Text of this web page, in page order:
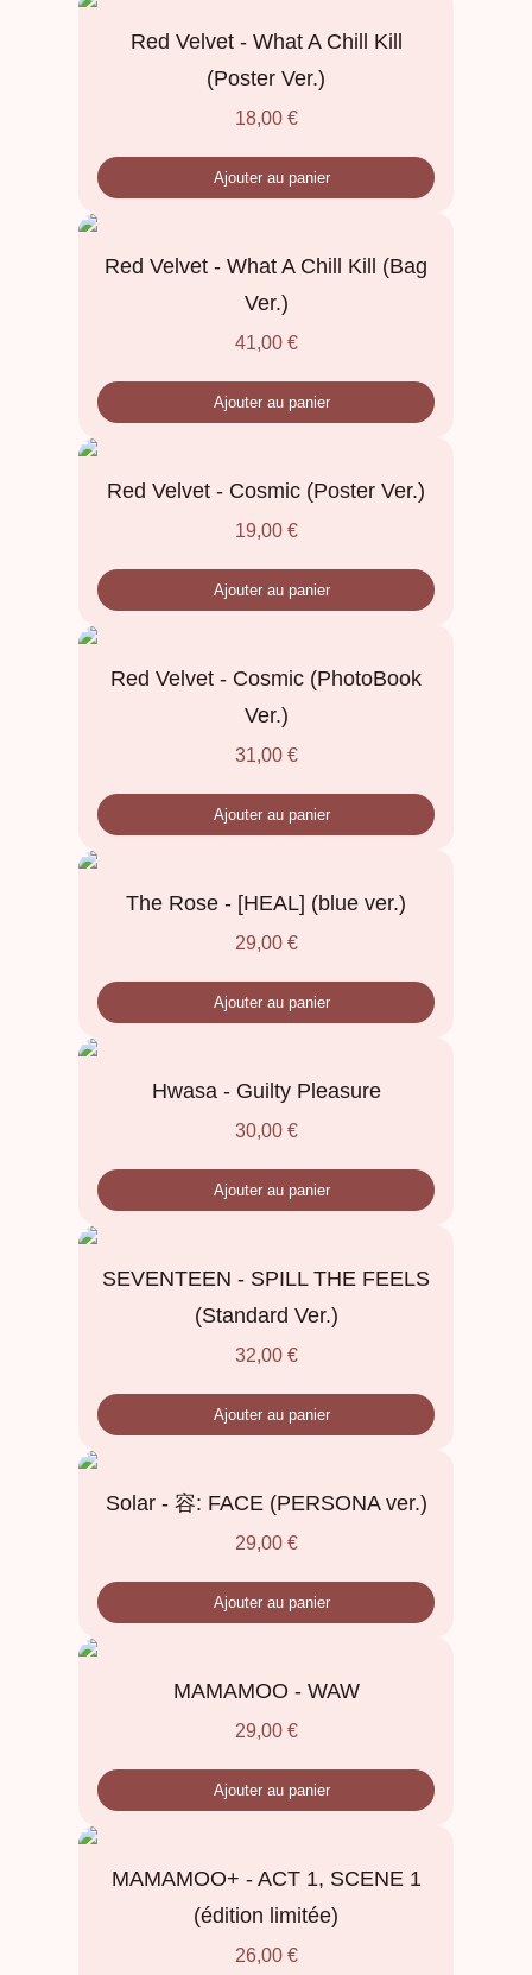
Red Velvet - What A Chill Kill
(Poster Ver.)
18,00 €
Ajouter au panier
Red Velvet - What A Chill Kill (Bag
Ver.)
41,00 €
Ajouter au panier
Red Velvet - Cosmic (Poster Ver.)
19,00 €
Ajouter au panier
Red Velvet - Cosmic (PhotoBook
Ver.)
31,00 €
Ajouter au panier
The Rose - [HEAL] (blue ver.)
29,00 €
Ajouter au panier
Hwasa - Guilty Pleasure
30,00 €
Ajouter au panier
SEVENTEEN - SPILL THE FEELS
(Standard Ver.)
32,00 €
Ajouter au panier
Solar - 容: FACE (PERSONA ver.)
29,00 €
Ajouter au panier
MAMAMOO - WAW
29,00 €
Ajouter au panier
MAMAMOO+ - ACT 1, SCENE 1
(édition limitée)
26,00 €